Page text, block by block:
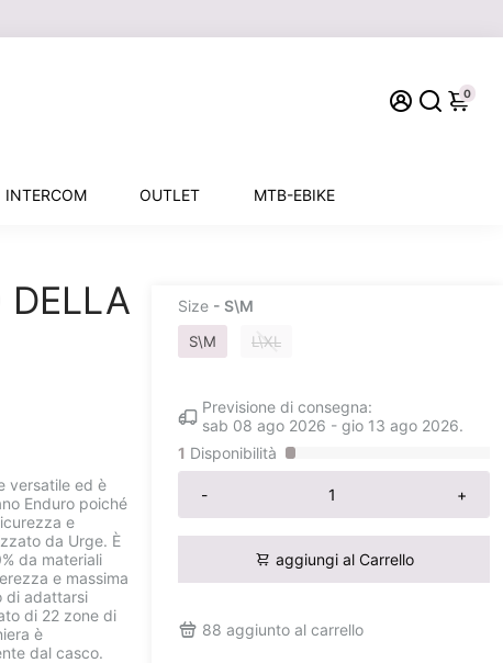
0
INTERCOM OUTLET MTB-EBIKE
DELLA
versatile ed è
Enduro poiché
e
da Urge. È
da materiali
e massima
di adattarsi
di 22 zone di
è
dal casco.
Size - S\M
S\M L\XL
Previsione di consegna:
sab 08 ago 2026 - gio 13 ago 2026.
1 Disponibilità
- +
aggiungi al Carrello
88 aggiunto al carrello